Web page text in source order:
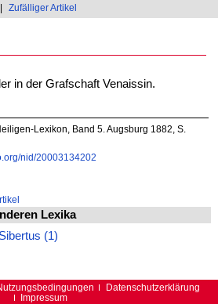
Zufälliger Artikel
in der Grafschaft Venaissin.
Lexikon, Band 5. Augsburg 1882, S.
nid/20003134202
Lexika
Sibertus (1)
Datenschutzerklärung
Impressum